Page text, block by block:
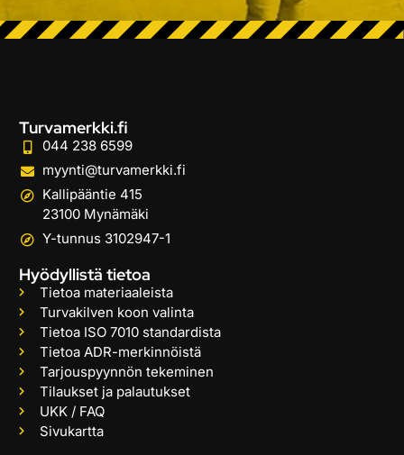
Turvamerkki.fi
044 238 6599
myynti@turvamerkki.fi
Kallipääntie 415
23100 Mynämäki
Y-tunnus 3102947-1
Hyödyllistä tietoa
Tietoa materiaaleista
Turvakilven koon valinta
Tietoa ISO 7010 standardista
Tietoa ADR-merkinnöistä
Tarjouspyynnön tekeminen
Tilaukset ja palautukset
UKK / FAQ
Sivukartta